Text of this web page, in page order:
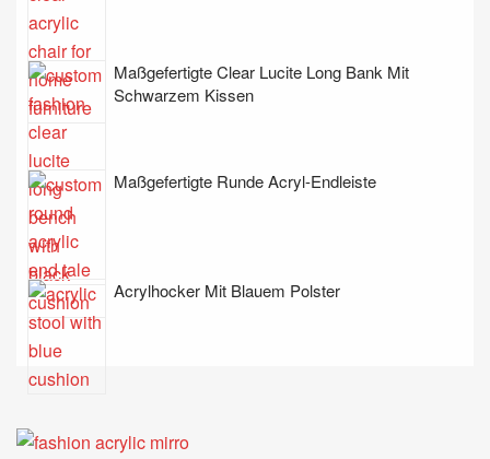
Maßgefertigte Clear Lucite Long Bank Mit
Schwarzem Kissen
Maßgefertigte Runde Acryl-Endleiste
Acrylhocker Mit Blauem Polster